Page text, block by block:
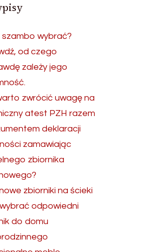
szambo wybrać?
od czego
zależy jego
zwrócić uwagę na
atest PZH razem
deklaracji
zamawiając
zbiornika
zbiorniki na ścieki
odpowiedni
do domu